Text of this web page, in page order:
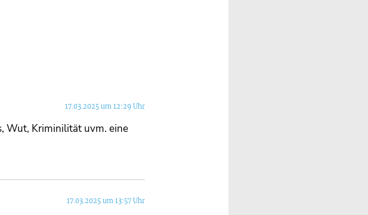
17.03.2025 um 12:29 Uhr
Wut, Kriminilität uvm. eine
17.03.2025 um 13:57 Uhr